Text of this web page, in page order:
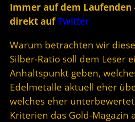
Immer auf dem Laufenden
direkt aufTwitter
Warum betrachten wir
Silber-Ratio soll dem Leser
Anhaltspunkt geben,
Edelmetalle aktuell eher
welches eher
Kriterien das Gold-Magazin